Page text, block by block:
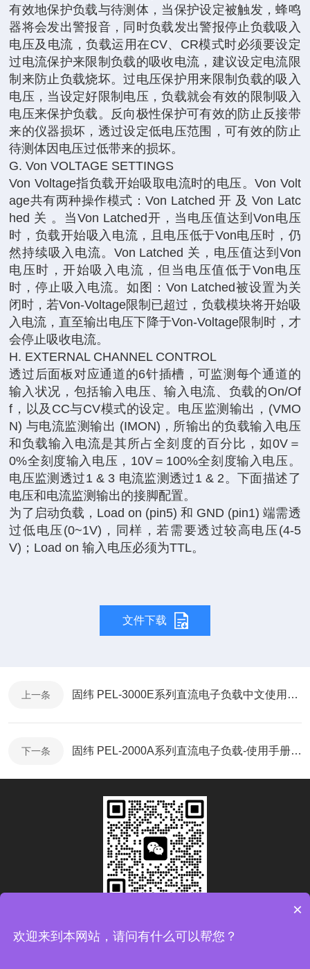
有效地保护负载与待测体，当保护设定被触发，蜂鸣
器将会发出警报音，同时负载发出警报停止负载吸入
电压及电流，负载运用在CV、CR模式时必须要设定
过电流保护来限制负载的吸收电流，建议设定电流限
制来防止负载烧坏。过电压保护用来限制负载的吸入
电压，当设定好限制电压，负载就会有效的限制吸入
电压来保护负载。反向极性保护可有效的防止反接带
来的仪器损坏，透过设定低电压范围，可有效的防止
待测体因电压过低带来的损坏。
G. Von VOLTAGE SETTINGS
Von Voltage指负载开始吸取电流时的电压。Von Volt
age共有两种操作模式：Von Latched 开 及 Von Latc
hed 关 。当Von Latched开，当电压值达到Von电压
时，负载开始吸入电流，且电压低于Von电压时，仍
然持续吸入电流。Von Latched 关，电压值达到Von
电压时，开始吸入电流，但当电压值低于Von电压
时，停止吸入电流。如图：Von Latched被设置为关
闭时，若Von-Voltage限制已超过，负载模块将开始吸
入电流，直至输出电压下降于Von-Voltage限制时，才
会停止吸收电流。
H. EXTERNAL CHANNEL CONTROL
透过后面板对应通道的6针插槽，可监测每个通道的
输入状况，包括输入电压、输入电流、负载的On/Of
f，以及CC与CV模式的设定。电压监测输出，(VMO
N) 与电流监测输出 (IMON)，所输出的负载输入电压
和负载输入电流是其所占全刻度的百分比，如0V＝
0%全刻度输入电压，10V＝100%全刻度输入电压。
电压监测透过1 & 3 电流监测透过1 & 2。下面描述了
电压和电流监测输出的接脚配置。
为了启动负载，Load on (pin5) 和 GND (pin1) 端需透
过低电压(0~1V)，同样，若需要透过较高电压(4-5
V)；Load on 输入电压必须为TTL。
文件下载
上一条 固纬 PEL-3000E系列直流电子负载中文使用说明书
下一条 固纬 PEL-2000A系列直流电子负载-使用手册（简中）
×
欢迎来到本网站，请问有什么可以帮您？